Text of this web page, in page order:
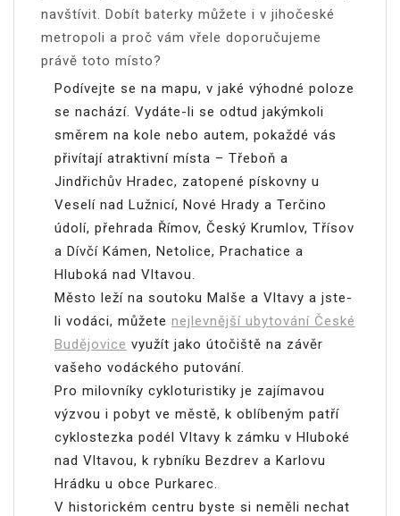
navštívit. Dobít baterky můžete i v jihočeské
metropoli a proč vám vřele doporučujeme
právě toto místo?
Podívejte se na mapu, v jaké výhodné poloze
se nachází. Vydáte-li se odtud jakýmkoli
směrem na kole nebo autem, pokaždé vás
přivítají atraktivní místa – Třeboň a
Jindřichův Hradec, zatopené pískovny u
Veselí nad Lužnicí, Nové Hrady a Terčino
údolí, přehrada Římov, Český Krumlov, Třísov
a Dívčí Kámen, Netolice, Prachatice a
Hluboká nad Vltavou.
Město leží na soutoku Malše a Vltavy a jste-
li vodáci, můžete nejlevnější ubytování České
Budějovice využít jako útočiště na závěr
vašeho vodáckého putování.
Pro milovníky cykloturistiky je zajímavou
výzvou i pobyt ve městě, k oblíbeným patří
cyklostezka podél Vltavy k zámku v Hluboké
nad Vltavou, k rybníku Bezdrev a Karlovu
Hrádku u obce Purkarec.
V historickém centru byste si neměli nechat